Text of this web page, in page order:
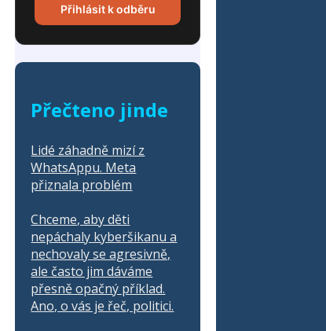
Přihlásit k odběru
Přečteno jinde
Lidé záhadně mizí z
WhatsAppu. Meta
přiznala problém
Chceme, aby děti
nepáchaly kyberšikanu a
nechovaly se agresivně,
ale často jim dáváme
přesně opačný příklad.
Ano, o vás je řeč, politici.